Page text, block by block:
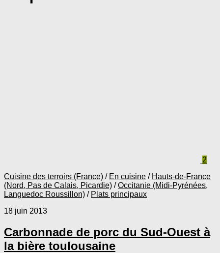
2
Cuisine des terroirs (France) / En cuisine / Hauts-de-France
(Nord, Pas de Calais, Picardie) /Occitanie (Midi-Pyrénées,
Languedoc Roussillon) / Plats principaux
18 juin 2013
Carbonnade de porc du Sud-Ouest à
la bière toulousaine